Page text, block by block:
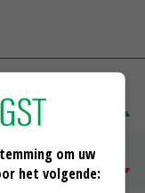
€ 15,00
€ 205,00~ € 208,00
om uw
het volgende: